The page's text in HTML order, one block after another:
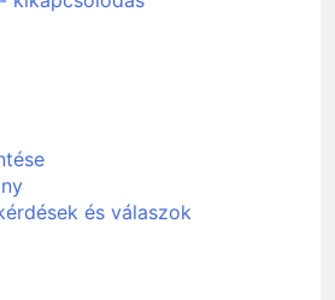
és válaszok